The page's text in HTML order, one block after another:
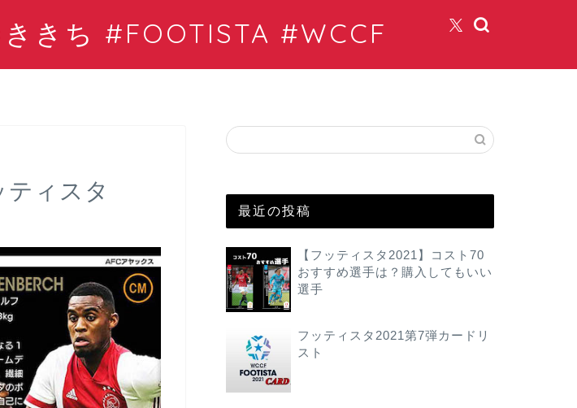
きち #FOOTISTA #WCCF
ィスタ
最近の投稿
【フッティスタ2021】コスト70
おすすめ選手は？購入してもいい
選手
フッティスタ2021第7弾カードリ
スト